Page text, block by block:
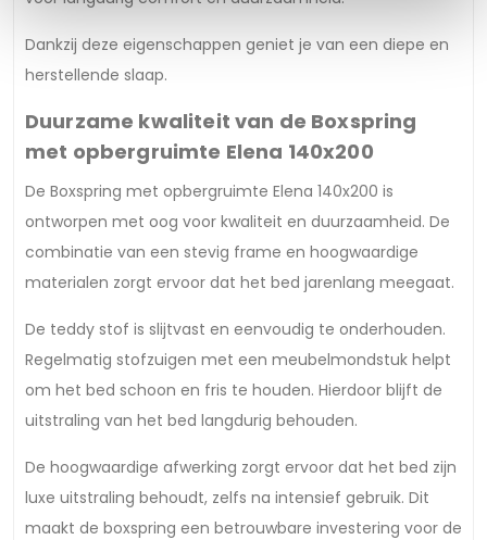
Dankzij deze eigenschappen geniet je van een diepe en
herstellende slaap.
Duurzame kwaliteit van de Boxspring
met opbergruimte Elena 140x200
De Boxspring met opbergruimte Elena 140x200 is
ontworpen met oog voor kwaliteit en duurzaamheid. De
combinatie van een stevig frame en hoogwaardige
materialen zorgt ervoor dat het bed jarenlang meegaat.
De teddy stof is slijtvast en eenvoudig te onderhouden.
Regelmatig stofzuigen met een meubelmondstuk helpt
om het bed schoon en fris te houden. Hierdoor blijft de
uitstraling van het bed langdurig behouden.
De hoogwaardige afwerking zorgt ervoor dat het bed zijn
luxe uitstraling behoudt, zelfs na intensief gebruik. Dit
maakt de boxspring een betrouwbare investering voor de